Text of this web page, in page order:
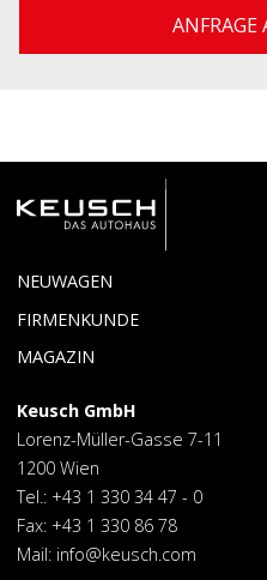
NEUWAGEN
Lagernde
GR
GR Yaris
Cruiser
City
Verso
FIRMENKUNDE
MAGAZIN
Keusch GmbH
Lorenz-Müller-Gasse 7-11
1200 Wien
Tel.: +43 1 330 34 47 - 0
Fax: +43 1 330 86 78
Mail: info@keusch.com